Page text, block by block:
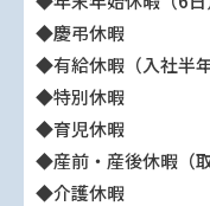
◆慶弔休暇
◆有給休暇（入社半
◆特別休暇
◆育児休暇
◆産前・産後休暇（取
◆介護休暇